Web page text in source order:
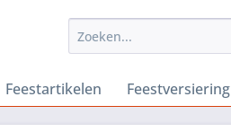
Feestartikelen Feestversiering